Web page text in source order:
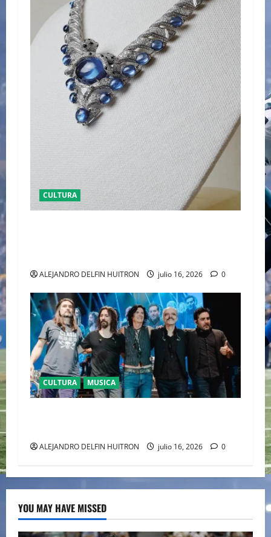
CULTURA
ALEJANDRO DELFIN HUITRON julio 16, 2026 0
CULTURA MUSICA
ALEJANDRO DELFIN HUITRON julio 16, 2026 0
YOU MAY HAVE MISSED